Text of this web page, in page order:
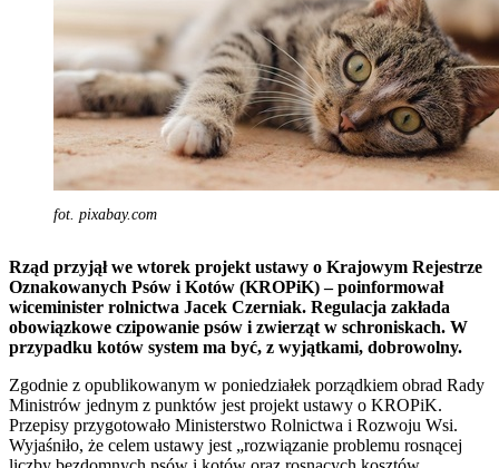
fot. pixabay.com
Rząd przyjął we wtorek projekt ustawy o Krajowym Rejestrze
Oznakowanych Psów i Kotów (KROPiK) – poinformował
wiceminister rolnictwa Jacek Czerniak. Regulacja zakłada
obowiązkowe czipowanie psów i zwierząt w schroniskach. W
przypadku kotów system ma być, z wyjątkami, dobrowolny.
Zgodnie z opublikowanym w poniedziałek porządkiem obrad Rady
Ministrów jednym z punktów jest projekt ustawy o KROPiK.
Przepisy przygotowało Ministerstwo Rolnictwa i Rozwoju Wsi.
Wyjaśniło, że celem ustawy jest „rozwiązanie problemu rosnącej